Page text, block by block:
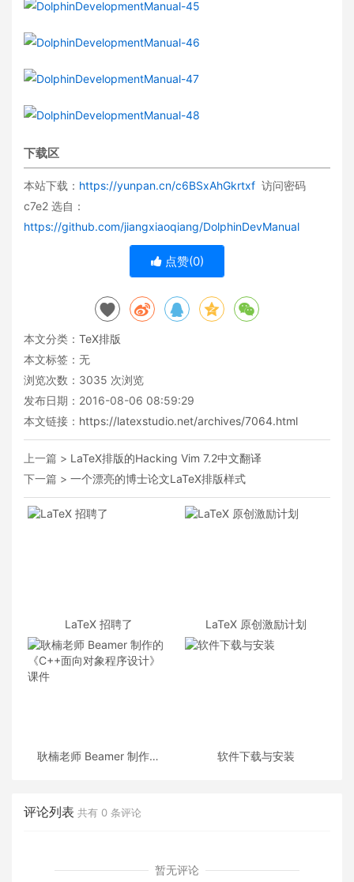
下载区
本站下载： https://yunpan.cn/c6BSxAhGkrtxf 访问密码
c7e2 选自：
https://github.com/jiangxiaoqiang/DolphinDevManual
点赞(0)
本文分类： TeX排版
本文标签：无
浏览次数： 3035 次浏览
发布日期：2016-08-06 08:59:29
本文链接： https://latexstudio.net/archives/7064.html
上一篇 > LaTeX排版的Hacking Vim 7.2中文翻译
下一篇 > 一个漂亮的博士论文LaTeX排版样式
LaTeX 招聘了 LaTeX 原创激励计划
耿楠老师 Beamer 制作的
软件下载与安装
评论列表 共有 0 条评论
暂无评论